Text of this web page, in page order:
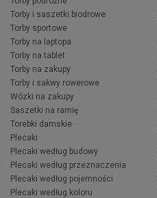
Torby i saszetki biodrowe
Torby sportowe
Torby na laptopa
Torby na tablet
Torby na zakupy
Torby i sakwy rowerowe
Wózki na zakupy
Saszetki na ramię
Torebki damskie
Plecaki
Plecaki według budowy
Plecaki według przeznaczenia
Plecaki według pojemności
Plecaki według koloru